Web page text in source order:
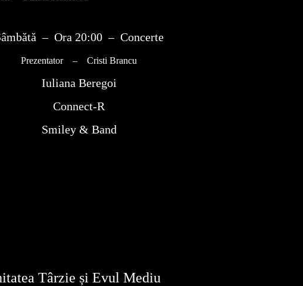
– Ora 20:00 – Concerte
Prezentator – Cristi Brancu
Iuliana Beregoi
Connect-R
Smiley & Band
Târzie și Evul Mediu